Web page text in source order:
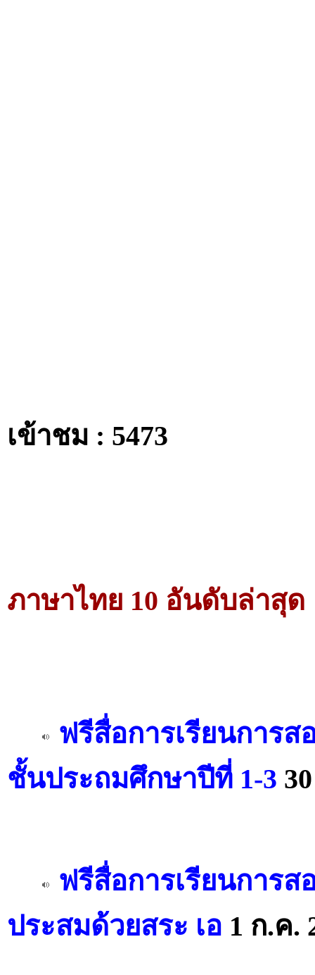
เข้าชม : 5473
ภาษาไทย 10 อันดับล่าสุด
ฟรีสื่อการเรียนการ
ชั้นประถมศึกษาปีที่ 1-3
ฟรีสื่อการเรียนการ
ประสมด้วยสระ เอ 1 ก.ค.